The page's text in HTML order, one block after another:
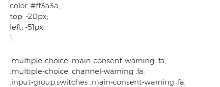
color: #ff3a3a;
top: -20px;
left: -51px;
}
.multiple-choice .main-consent-warning .fa,
.multiple-choice .channel-warning .fa,
.input-group.switches .main-consent-warning .fa,